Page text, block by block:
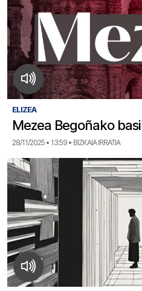
ELIZEA
Mezea Begoñako
28/11/2025 • 13:59 • BIZKAIA IRRATIA